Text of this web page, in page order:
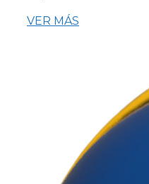
VER MÁS